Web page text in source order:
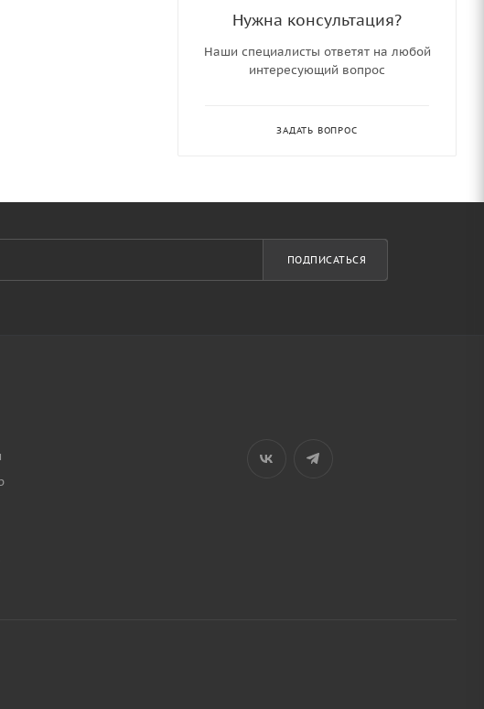
Нужна консультация?
Наши специалисты ответят на любой
интересующий вопрос
ЗАДАТЬ ВОПРОС
ПОДПИСАТЬСЯ